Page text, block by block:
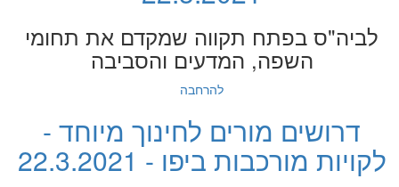
לביה"ס בפתח תקווה שמקדם את תחומי
השפה, המדעים והסביבה
להרחבה
דרושים מורים לחינוך מיוחד -
לקויות מורכבות ביפו - 22.3.2021